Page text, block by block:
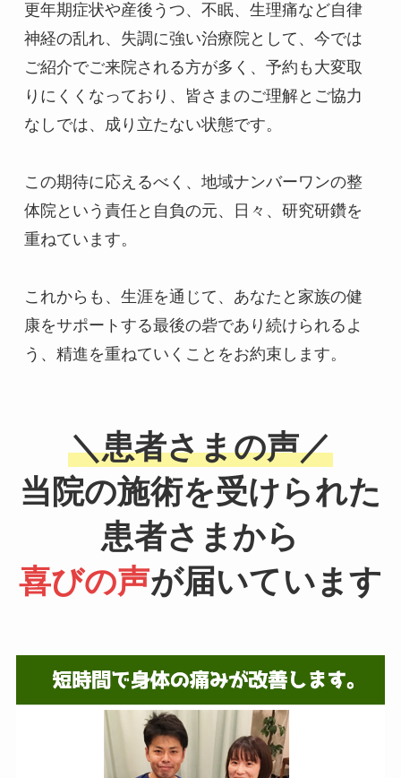
更年期症状や産後うつ、不眠、生理痛など自律
神経の乱れ、失調に強い治療院として、今では
ご紹介でご来院される方が多く、予約も大変取
りにくくなっており、皆さまのご理解とご協力
なしでは、成り立たない状態です。
この期待に応えるべく、地域ナンバーワンの整
体院という責任と自負の元、日々、研究研鑽を
重ねています。
これからも、生涯を通じて、あなたと家族の健
康をサポートする最後の砦であり続けられるよ
う、精進を重ねていくことをお約束します。
＼患者さまの声／
当院の施術を受けられた
患者さまから
喜びの声が届いています